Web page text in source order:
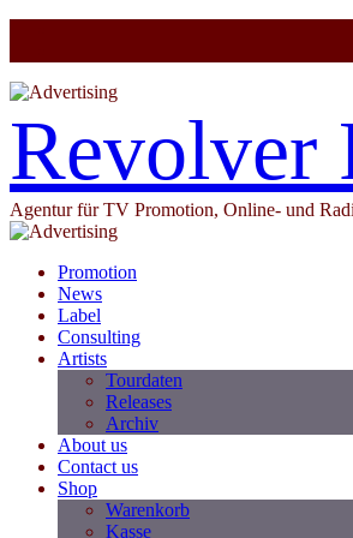
Revolver
Agentur für TV Promotion, Online- und
Promotion
News
Label
Consulting
Artists
Tourdaten
Releases
Archiv
About us
Contact us
Shop
Warenkorb
Kasse